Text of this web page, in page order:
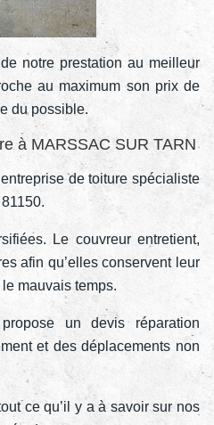
notre prestation au meilleur
au maximum son prix de
du possible.
à MARSSAC SUR TARN
de toiture spécialiste
Le couvreur entretient,
afin qu’elles conservent leur
mauvais temps.
un devis réparation
et des déplacements non
ce qu’il y a à savoir sur nos